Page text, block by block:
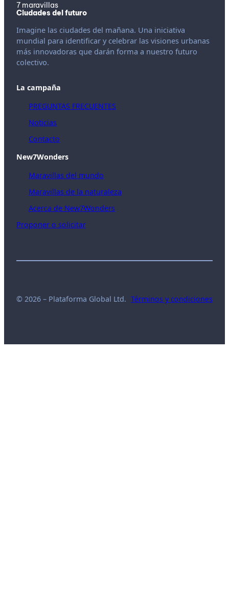
7 maravillas
Ciudades del futuro
Imagine las ciudades del mañana. Una iniciativa
mundial para identificar y celebrar las visiones urbanas
más innovadoras que darán forma a nuestro futuro
colectivo.
La campaña
PREGUNTAS FRECUENTES
Noticias
Contacto
New7Wonders
Maravillas del mundo
Maravillas de la naturaleza
Acerca de New7Wonders
Proponer o solicitar
© 2026 – Plataforma Global Ltd. Términos y condiciones